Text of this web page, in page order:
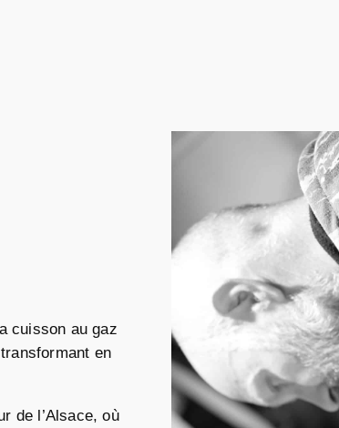
cuisson au gaz
en
de l’Alsace, où